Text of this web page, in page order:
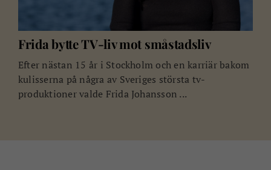
Frida bytte TV-liv mot småstadsliv
Efter nästan 15 år i Stockholm och en karriär bakom
kulisserna på några av Sveriges största tv-
produktioner valde Frida Johansson ...